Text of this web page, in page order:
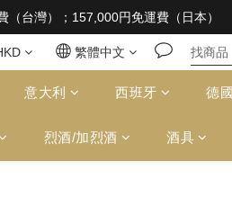
be sold or supplied to a minor in the
台灣）；157,000円免運費（日本）
be sold or supplied to a minor in the
繁體中文
意大利 西班牙 德國
烈酒/加烈酒 酒具